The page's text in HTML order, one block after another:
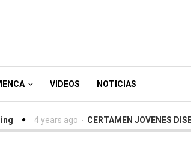
VIDEOS NOTICIAS
ago - CERTAMEN JOVENES